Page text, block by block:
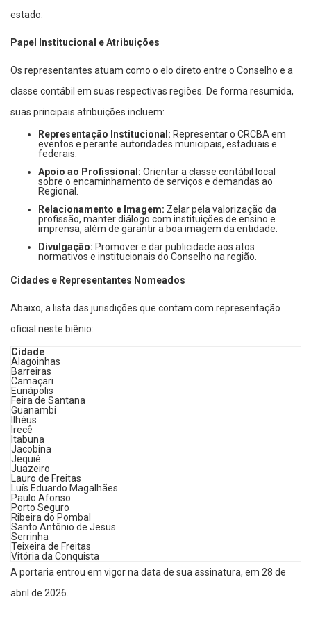
estado.
Papel Institucional e Atribuições
Os representantes atuam como o elo direto entre o Conselho e a
classe contábil em suas respectivas regiões. De forma resumida,
suas principais atribuições incluem:
Representação Institucional: Representar o CRCBA em
eventos e perante autoridades municipais, estaduais e
federais.
Apoio ao Profissional: Orientar a classe contábil local
sobre o encaminhamento de serviços e demandas ao
Regional.
Relacionamento e Imagem: Zelar pela valorização da
profissão, manter diálogo com instituições de ensino e
imprensa, além de garantir a boa imagem da entidade.
Divulgação: Promover e dar publicidade aos atos
normativos e institucionais do Conselho na região.
Cidades e Representantes Nomeados
Abaixo, a lista das jurisdições que contam com representação
oficial neste biênio:
Cidade
Alagoinhas
Barreiras
Camaçari
Eunápolis
Feira de Santana
Guanambi
Ilhéus
Irecê
Itabuna
Jacobina
Jequié
Juazeiro
Lauro de Freitas
Luís Eduardo Magalhães
Paulo Afonso
Porto Seguro
Ribeira do Pombal
Santo Antônio de Jesus
Serrinha
Teixeira de Freitas
Vitória da Conquista
A portaria entrou em vigor na data de sua assinatura, em 28 de
abril de 2026.